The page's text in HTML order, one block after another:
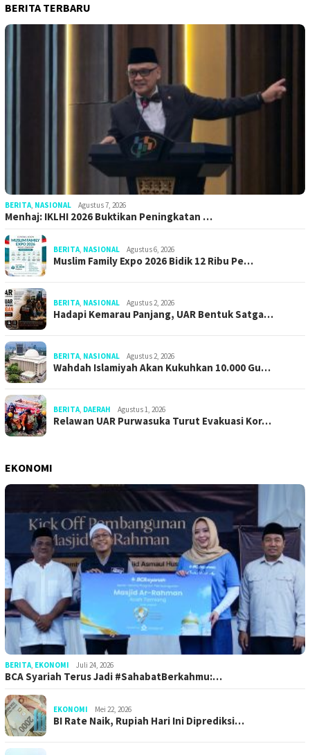
BERITA TERBARU
BERITA, NASIONAL Agustus 7, 2026
Menhaj: IKLHI 2026 Buktikan Peningkatan …
BERITA, NASIONAL Agustus 6, 2026
Muslim Family Expo 2026 Bidik 12 Ribu Pe…
BERITA, NASIONAL Agustus 2, 2026
Hadapi Kemarau Panjang, UAR Bentuk Satga…
BERITA, NASIONAL Agustus 2, 2026
Wahdah Islamiyah Akan Kukuhkan 10.000 Gu…
BERITA, DAERAH Agustus 1, 2026
Relawan UAR Purwasuka Turut Evakuasi Kor…
EKONOMI
BERITA, EKONOMI Juli 24, 2026
BCA Syariah Terus Jadi #SahabatBerkahmu:…
EKONOMI Mei 22, 2026
BI Rate Naik, Rupiah Hari Ini Diprediksi…